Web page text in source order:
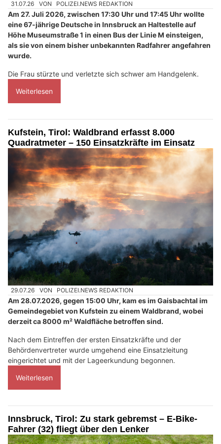
31.07.26 VON POLIZEI.NEWS REDAKTION
Am 27. Juli 2026, zwischen 17:30 Uhr und 17:45 Uhr wollte
eine 67-jährige Deutsche in Innsbruck an Haltestelle auf
Höhe Museumstraße 1 in einen Bus der Linie M einsteigen,
als sie von einem bisher unbekannten Radfahrer angefahren
wurde.
Die Frau stürzte und verletzte sich schwer am Handgelenk.
Weiterlesen
Kufstein, Tirol: Waldbrand erfasst 8.000
Quadratmeter – 150 Einsatzkräfte im Einsatz
29.07.26 VON POLIZEI.NEWS REDAKTION
Am 28.07.2026, gegen 15:00 Uhr, kam es im Gaisbachtal im
Gemeindegebiet von Kufstein zu einem Waldbrand, wobei
derzeit ca 8000 m² Waldfläche betroffen sind.
Nach dem Eintreffen der ersten Einsatzkräfte und der
Behördenvertreter wurde umgehend eine Einsatzleitung
eingerichtet und mit der Lageerkundung begonnen.
Weiterlesen
Innsbruck, Tirol: Zu stark gebremst – E-Bike-
Fahrer (32) fliegt über den Lenker